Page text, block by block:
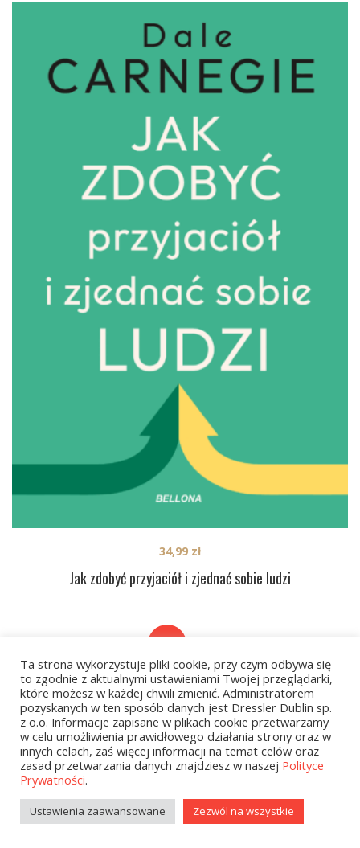
Jak zdobyć przyjaciół i zjednać sobie ludzi
34,99 zł
NEXT
Kategorie
Ta strona wykorzystuje pliki cookie, przy czym odbywa się
to zgodnie z aktualnymi ustawieniami Twojej przeglądarki,
które możesz w każdej chwili zmienić. Administratorem
pozyskanych w ten sposób danych jest Dressler Dublin sp.
z o.o. Informacje zapisane w plikach cookie przetwarzamy
w celu umożliwienia prawidłowego działania strony oraz w
innych celach, zaś więcej informacji na temat celów oraz
zasad przetwarzania danych znajdziesz w naszej Polityce
Prywatności.
Ustawienia zaawansowane Zezwól na wszystkie